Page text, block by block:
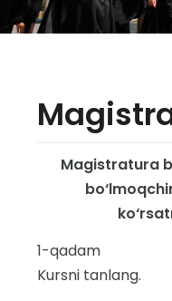
XALQARO ALOQALAR
Magistratura
1-qadam
Kursni tanlang.